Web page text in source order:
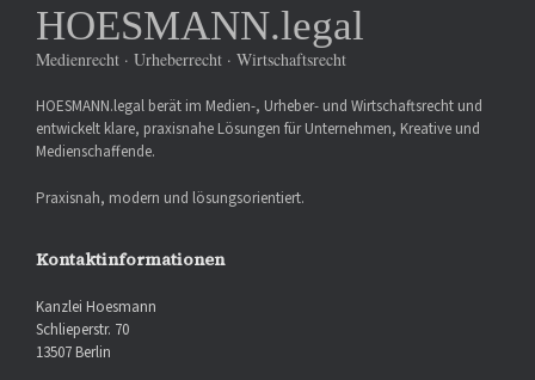
HOESMANN.legal
Medienrecht · Urheberrecht · Wirtschaftsrecht
HOESMANN.legal berät im Medien-, Urheber- und Wirtschaftsrecht und
entwickelt klare, praxisnahe Lösungen für Unternehmen, Kreative und
Medienschaffende.
Praxisnah, modern und lösungsorientiert.
Kontaktinformationen
Kanzlei Hoesmann
Schlieperstr. 70
13507 Berlin